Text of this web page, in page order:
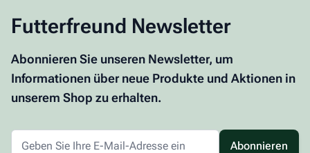
Futterfreund Newsletter
Abonnieren Sie unseren Newsletter, um
Informationen über neue Produkte und Aktionen in
unserem Shop zu erhalten.
Abonnieren